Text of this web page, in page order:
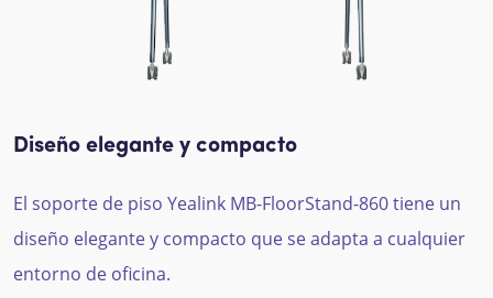
Diseño elegante y compacto
El soporte de piso Yealink MB-FloorStand-860 tiene un
diseño elegante y compacto que se adapta a cualquier
entorno de oficina.